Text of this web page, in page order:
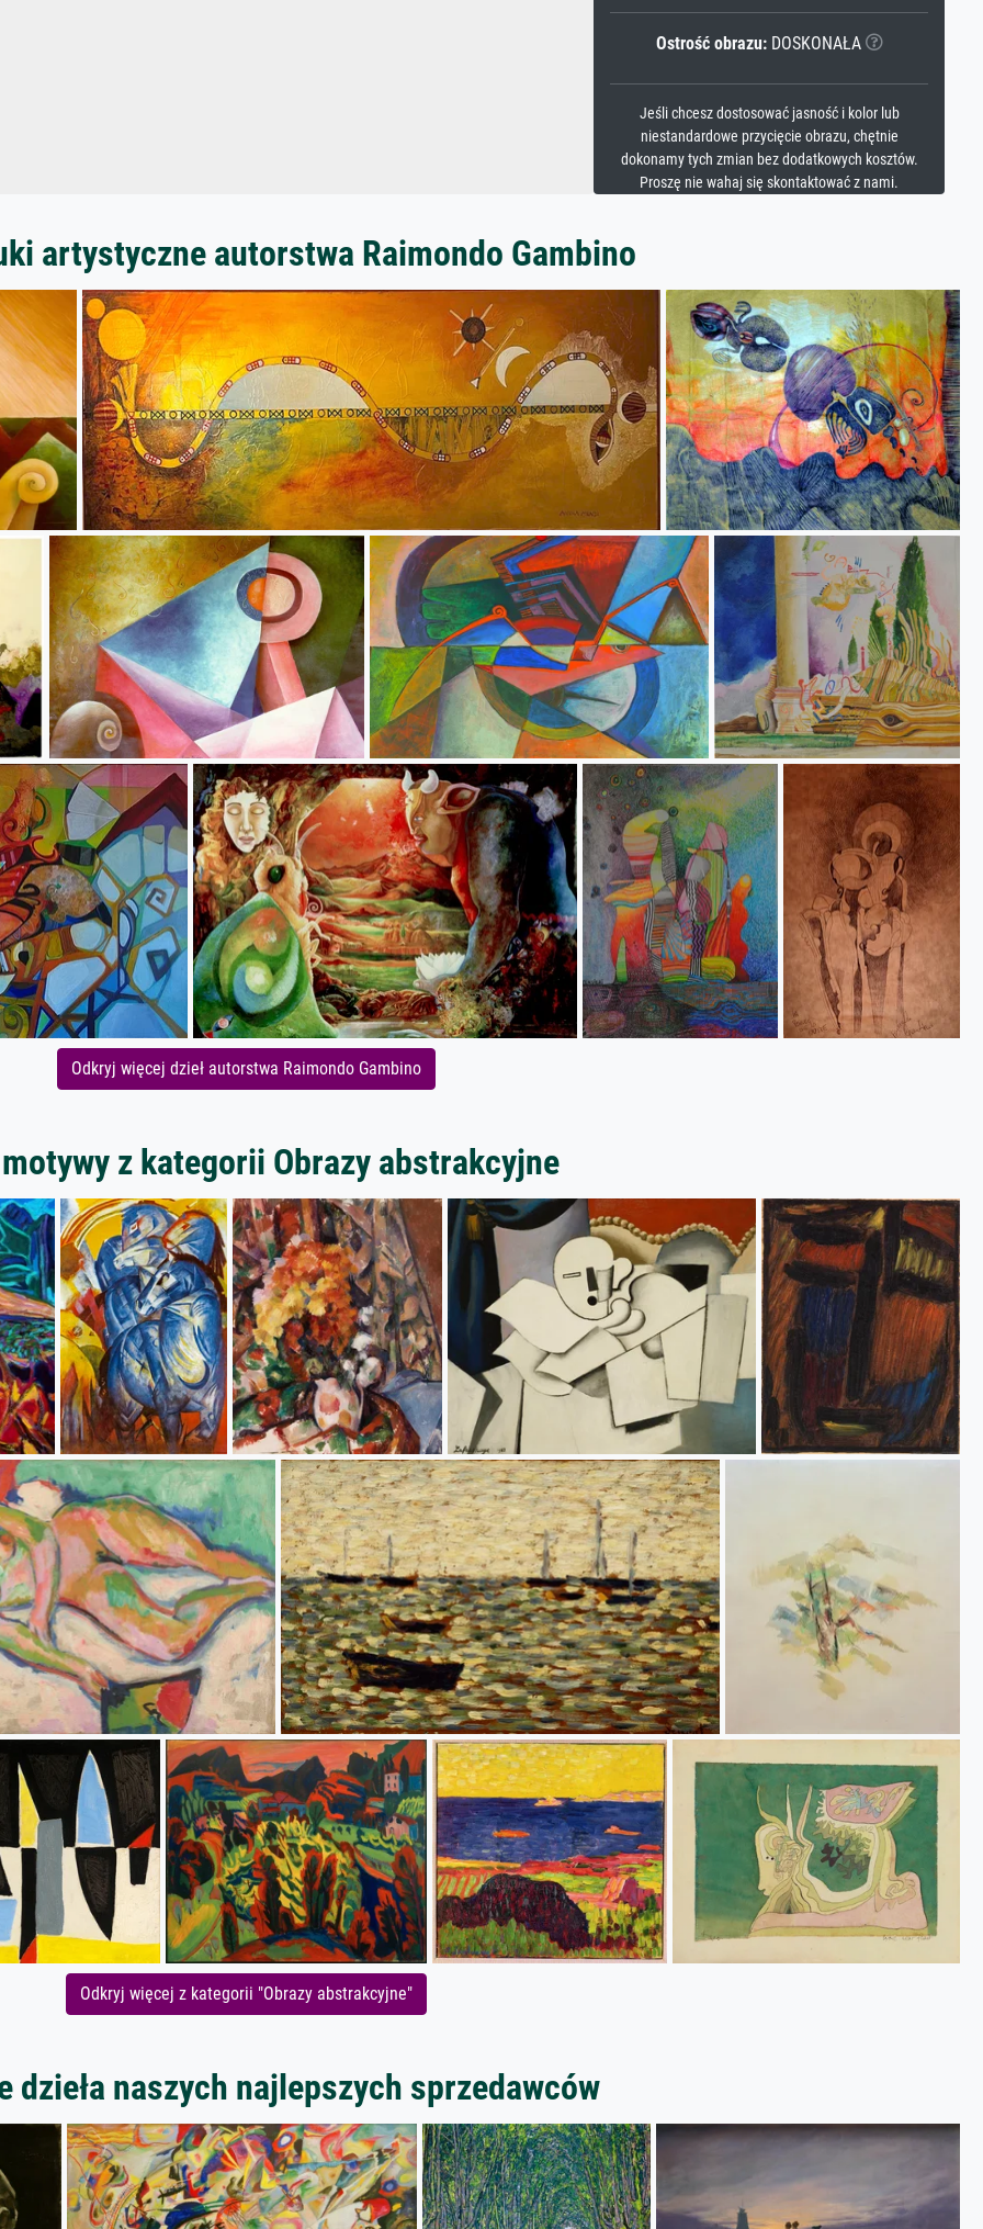
Ostrość obrazu:DOSKONAŁA
Jeśli chcesz dostosować jasność i kolor lub
niestandardowe przycięcie obrazu, chętnie
dokonamy tych zmian bez dodatkowych kosztów.
Proszę nie wahaj się skontaktować z nami.
artystyczne autorstwa Raimondo Gambino
Odkryj więcej dzieł autorstwa Raimondo Gambino
z kategorii Obrazy abstrakcyjne
Odkryj więcej z kategorii "Obrazy abstrakcyjne"
dzieła naszych najlepszych sprzedawców